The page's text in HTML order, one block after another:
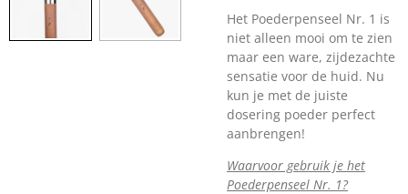
Het Poederpenseel Nr. 1 is
niet alleen mooi om te zien
maar een ware, zijdezachte
sensatie voor de huid. Nu
kun je met de juiste
dosering poeder perfect
aanbrengen!
Waarvoor gebruik je het
Poederpenseel Nr. 1?